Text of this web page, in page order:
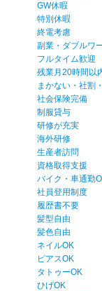
GW休暇
特別休暇
終電考慮
副業・ダブルワ
フルタイム歓迎
残業月20時間以
まかない・社割
社会保険完備
制服貸与
研修が充実
海外研修
生産者訪問
資格取得支援
バイク・車通勤
社員登用制度
履歴書不要
髪型自由
髪色自由
ネイルOK
ピアスOK
タトゥーOK
ひげOK